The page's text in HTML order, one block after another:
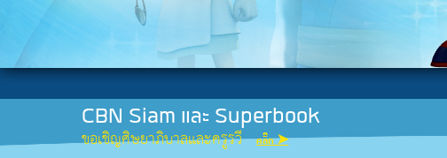
CBN Siam และ Superbook
ขอเชิญศิษยาภิบาลและครูรวี คลิ๊ก ➤